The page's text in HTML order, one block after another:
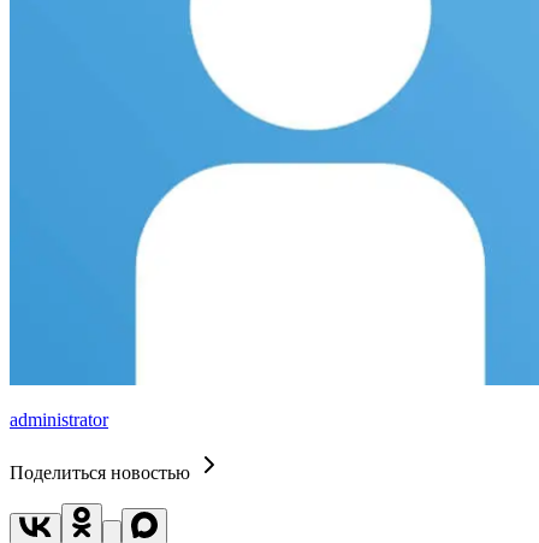
administrator
Поделиться новостью